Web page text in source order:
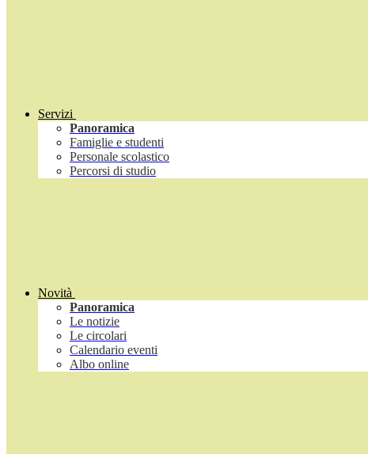
Servizi
Panoramica
Famiglie e studenti
Personale scolastico
Percorsi di studio
Novità
Panoramica
Le notizie
Le circolari
Calendario eventi
Albo online